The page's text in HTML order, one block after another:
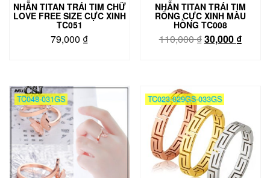
NHẪN TITAN TRÁI TIM CHỮ
LOVE FREE SIZE CỰC XINH
TC051
79,000 ₫
có
nhiều
biến
thể.
Các
tùy
chọn
NHẪN TITAN TRÁI TIM
RỔNG CỰC XINH MÀU
HỒNG TC008
110,000₫Giá
30,000 ₫Giá
TC048-031GS TC023-029GS-033GS